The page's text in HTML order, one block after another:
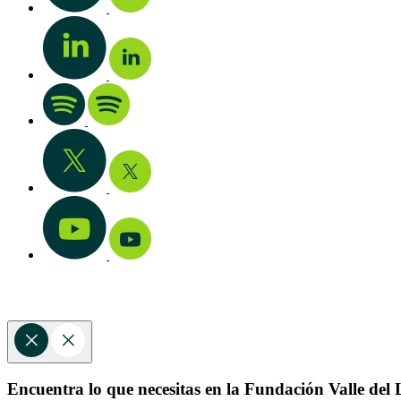
Encuentra lo que necesitas en la Fundación Valle del